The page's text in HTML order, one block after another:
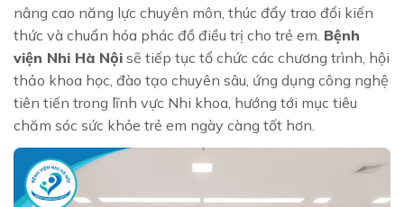
nâng cao năng lực chuyên môn, thúc đẩy trao đổi kiến
thức và chuẩn hóa phác đồ điều trị cho trẻ em. Bệnh
viện Nhi Hà Nội sẽ tiếp tục tổ chức các chương trình, hội
thảo khoa học, đào tạo chuyên sâu, ứng dụng công nghệ
tiên tiến trong lĩnh vực Nhi khoa, hướng tới mục tiêu
chăm sóc sức khỏe trẻ em ngày càng tốt hơn.